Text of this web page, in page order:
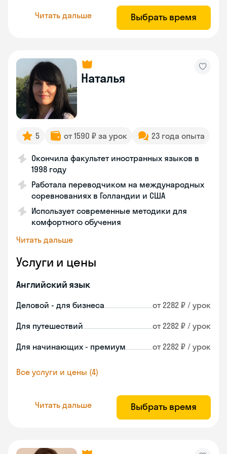
Читать дальше Выбрать время
Наталья
5 от 1590 ₽ за урок 23 года опыта
Окончила факультет иностранных языков в
1998 году
Работала переводчиком на международных
соревнованиях в Голландии и США
Использует современные методики для
комфортного обучения
Читать дальше
Услуги и цены
Английский язык
Деловой - для бизнеса от 2282 ₽ / урок
Для путешествий от 2282 ₽ / урок
Для начинающих - премиум от 2282 ₽ / урок
Все услуги и цены (4)
Читать дальше Выбрать время